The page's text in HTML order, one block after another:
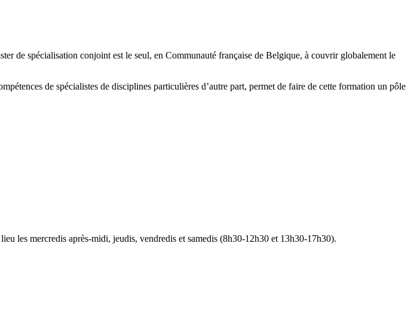
de spécialisation conjoint est le seul, en Communauté française de Belgique, à couvrir globalement le
de spécialistes de disciplines particulières d’autre part, permet de faire de cette formation un pôle
les mercredis après-midi, jeudis, vendredis et samedis (8h30-12h30 et 13h30-17h30).